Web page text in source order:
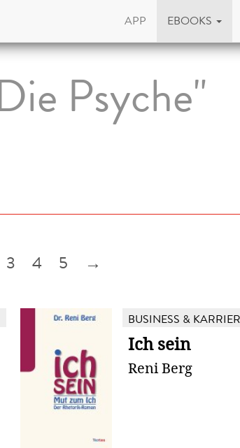
APP EBOOKS
Psyche"
3 4 5 →
BUSINESS &
Ich sein
Reni Berg